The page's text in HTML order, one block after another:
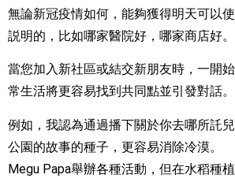
無論新冠疫情如何，能夠獲得明天可以
説明的，比如哪家醫院好，哪家商店好。
當您加入新社區或結交新朋友時，一開
常生活將更容易找到共同點並引發對話。
例如，我認為通過播下關於你去哪所託
公園的故事的種子，更容易消除冷漠。
Megu Papa舉辦各種活動，但在水稻種